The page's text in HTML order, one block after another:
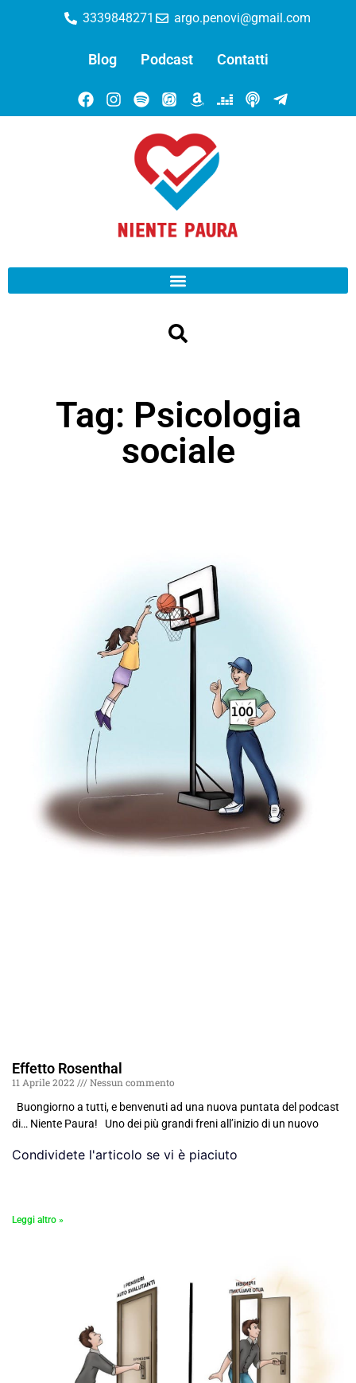
3339848271 argo.penovi@gmail.com
Blog Podcast Contatti
Tag: Psicologia
sociale
Effetto Rosenthal
11 Aprile 2022
Nessun commento
Buongiorno a tutti, e benvenuti ad una nuova puntata del podcast
di… Niente Paura! Uno dei più grandi freni all’inizio di un nuovo
Condividete l'articolo se vi è piaciuto
Leggi altro »